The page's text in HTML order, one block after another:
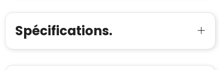
Spécifications.